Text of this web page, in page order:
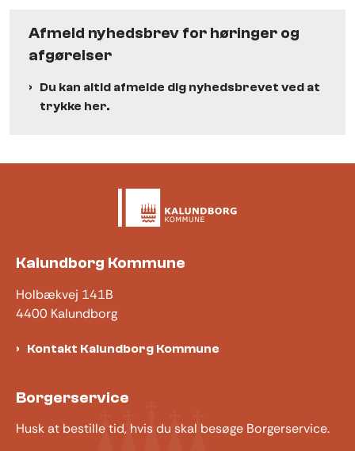
Afmeld nyhedsbrev for høringer og
afgørelser
Du kan altid afmelde dig nyhedsbrevet ved at
trykke her.
Kalundborg Kommune
Holbækvej 141B
4400 Kalundborg
Kontakt Kalundborg Kommune
Borgerservice
Husk at bestille tid, hvis du skal besøge Borgerservice.